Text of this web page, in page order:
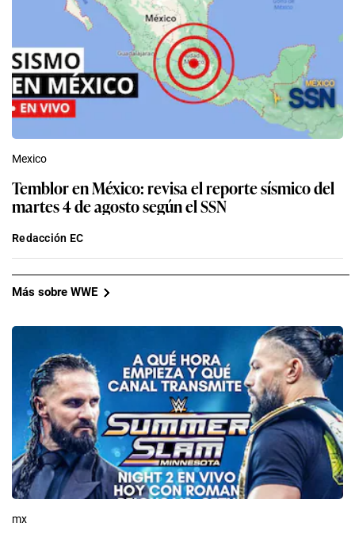
Mexico
Temblor en México: revisa el reporte sísmico del
martes 4 de agosto según el SSN
Redacción EC
Más sobre WWE
mx